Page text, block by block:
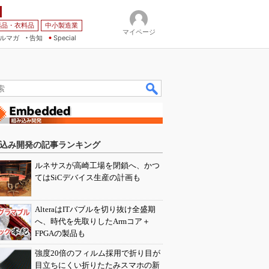
・衣料品
中小製造業
マガ
告知 Special
マイページ
み開発の記事ランキング
ルネサスが高崎工場を閉鎖へ、かつ
てはSiCデバイス生産の計画も
AlteraはITバブルを切り抜け全盛期
へ、時代を先取りしたArmコア＋
FPGAの製品も
強度20倍のフィルム採用で折り目が
目立ちにくい折りたたみスマホの新